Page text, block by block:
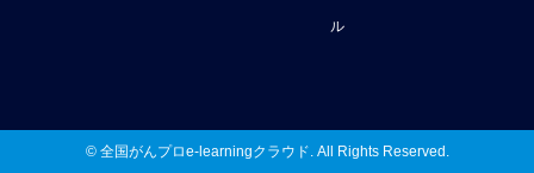
ル
© 全国がんプロe-learningクラウド. All Rights Reserved.